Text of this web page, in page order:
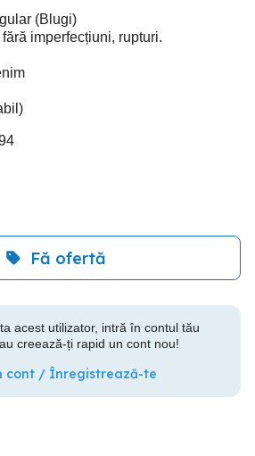
(Blugi)
imperfecțiuni, rupturi.
Fă ofertă
acest utilizator, intră în contul tău
creează-ți rapid un cont nou!
cont / Înregistrează-te